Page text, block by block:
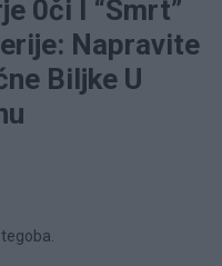
0či I “smrt”
Napravite
Biljke U